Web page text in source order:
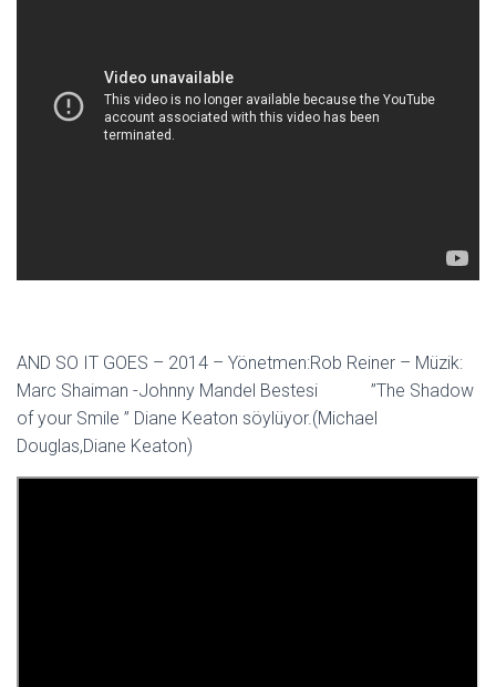
AND SO IT GOES – 2014 – Yönetmen:Rob Reiner – Müzik:
Marc Shaiman -Johnny Mandel Bestesi ”The Shadow
of your Smile ” Diane Keaton söylüyor.(Michael
Douglas,Diane Keaton)